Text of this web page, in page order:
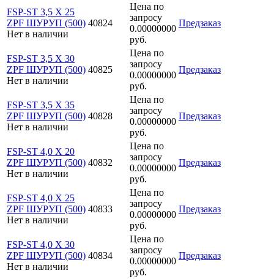
FSP-ST 3,5 X 25
ZPF ШУРУП (500)
Нет в наличии
40824
Цена по
запросу
0.00000000
руб.
Предзаказ
FSP-ST 3,5 X 30
ZPF ШУРУП (500)
Нет в наличии
40825
Цена по
запросу
0.00000000
руб.
Предзаказ
FSP-ST 3,5 X 35
ZPF ШУРУП (500)
Нет в наличии
40828
Цена по
запросу
0.00000000
руб.
Предзаказ
FSP-ST 4,0 X 20
ZPF ШУРУП (500)
Нет в наличии
40832
Цена по
запросу
0.00000000
руб.
Предзаказ
FSP-ST 4,0 X 25
ZPF ШУРУП (500)
Нет в наличии
40833
Цена по
запросу
0.00000000
руб.
Предзаказ
FSP-ST 4,0 X 30
ZPF ШУРУП (500)
Нет в наличии
40834
Цена по
запросу
0.00000000
руб.
Предзаказ